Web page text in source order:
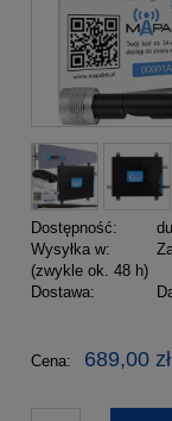
Dostępność:
Wysyłka w:
(zwykle ok. 48 h)
Dostawa:
Cena nie
Cena: 689,00 zł